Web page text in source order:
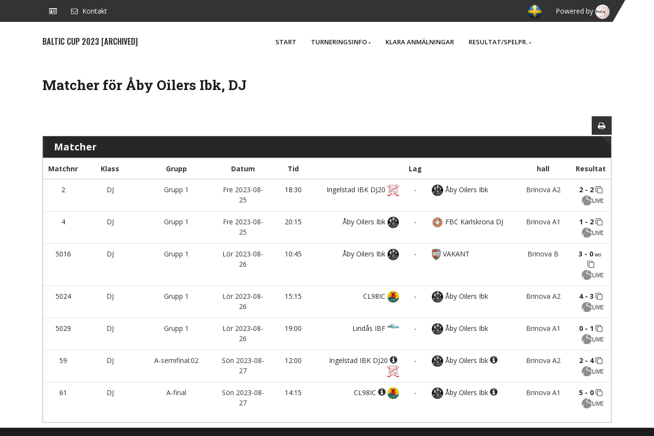
Kontakt Powered by
BALTIC CUP 2023 [ARCHIVED] START TURNERINGSINFO KLARA ANMÄLNINGAR RESULTAT/SPELPR.
Matcher för Åby Oilers Ibk, DJ
Matcher
Matchnr Klass Grupp Datum Tid Lag hall Resultat
2 DJ Grupp 1
Fre 2023-08-
25
18:30 Ingelstad IBK DJ20 - Åby Oilers Ibk Brinova A2 2 - 2
4 DJ Grupp 1
Fre 2023-08-
25
20:15 Åby Oilers Ibk - FBC Karlskrona DJ Brinova A1 1 - 2
5016 DJ Grupp 1
Lör 2023-08-
26
10:45 Åby Oilers Ibk - VAKANT Brinova B 3 - 0 wo
5024 DJ Grupp 1
Lör 2023-08-
26
15:15 CL98IC - Åby Oilers Ibk Brinova A2 4 - 3
5029 DJ Grupp 1
Lör 2023-08-
26
19:00 Lindås IBF - Åby Oilers Ibk Brinova A1 0 - 1
59 DJ A-semifinal:02
Sön 2023-08-
27
12:00 Ingelstad IBK DJ20 - Åby Oilers Ibk Brinova A2 2 - 4
61 DJ A-final
Sön 2023-08-
27
14:15 CL98IC - Åby Oilers Ibk Brinova A1 5 - 0